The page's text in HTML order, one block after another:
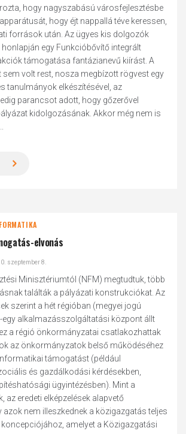
hogy nagyszabású városfejlesztésbe
hogy éjt nappallá téve keressen,
források után. Az ügyes kis dolgozók
honlapján egy Funkcióbővítő integrált
támogatása fantázianevű kiírást. A
sem volt rest, nosza megbízott rögvest egy
tanulmányok elkészítésével, az
parancsot adott, hogy gőzerővel
kidolgozásának. Akkor még nem is
elvonás
szeptember 8.
Minisztériumtól (NFM) megtudtuk, több
találták a pályázati konstrukciókat. Az
szerint a hét régióban (megyei jogú
alkalmazásszolgáltatási központ állt
a régió önkormányzatai csatlakozhattak
az önkormányzatok belső működéséhez
támogatást (például
és gazdálkodási kérdésekben,
ügyintézésben). Mint a
az eredeti elképzelések alapvető
azok nem illeszkednek a közigazgatás teljes
amelyet a Közigazgatási